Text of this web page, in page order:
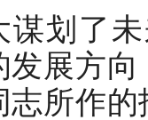
谋划了
发展方
志所作